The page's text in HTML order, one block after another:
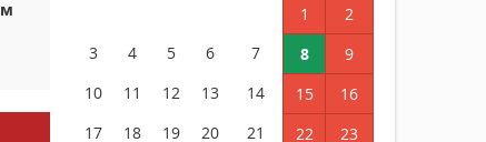
1
2
3
4 5 6 7 8
9
10
11 12 13 14 15
16
17
18 19 20 21 22 23